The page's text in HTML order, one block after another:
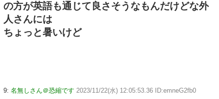
の方が英語も通じて良さそうなもんだけどな外
人さんには
ちょっと暑いけど
9: 名無しさん＠恐縮です 2023/11/22(水) 12:05:53.36 ID:emneG2fb0